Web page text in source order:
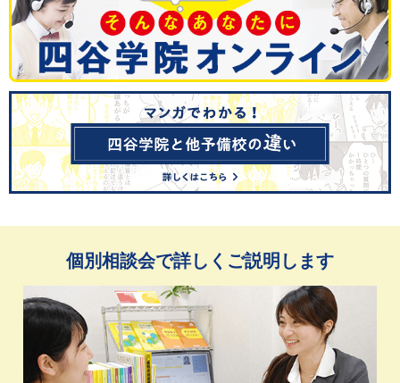
個別相談会で詳しくご説明します